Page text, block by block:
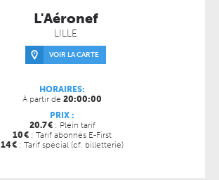
L'Aéronef
LILLE
VOIR LA CARTE
HORAIRES:
À partir de 20:00:00
PRIX :
20.7€ : Plein tarif
10€ : Tarif abonnés E-First
14€ : Tarif spécial (cf. billetterie)